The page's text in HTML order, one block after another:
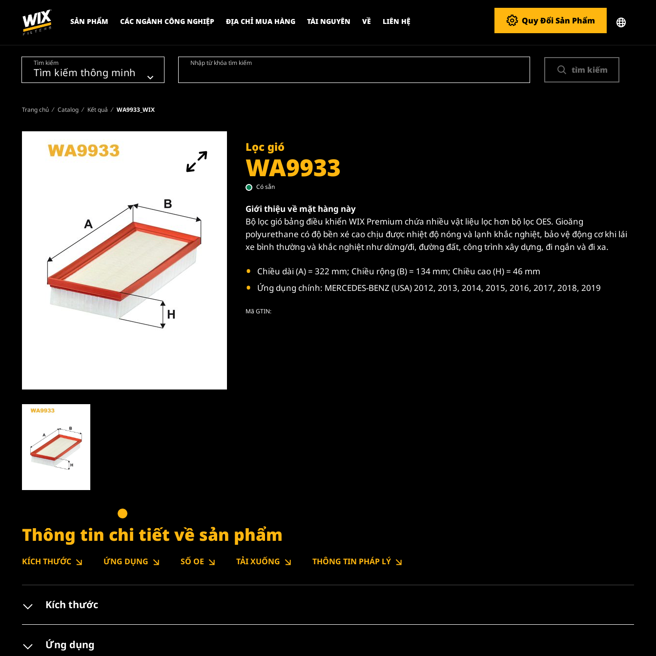
SẢN PHẨM CÁC NGÀNH CÔNG NGHIỆP ĐỊA CHỈ MUA HÀNG TÀI NGUYÊN VỀ LIÊN HỆ Quy Đổi Sản Phẩm
Tìm kiếm Nhập từ khóa tìm kiếm
tìm kiếm
Trang chủ Catalog Kết quả WA9933_WIX
Lọc gió
WA9933
Có sẵn
Giới thiệu về mặt hàng này
Bộ lọc gió bảng điều khiển WIX Premium chứa nhiều vật liệu lọc hơn bộ lọc OES. Gioăng
polyurethane có độ bền xé cao chịu được nhiệt độ nóng và lạnh khắc nghiệt, bảo vệ động cơ khi lái
xe bình thường và khắc nghiệt như dừng/đi, đường đất, công trình xây dựng, đi ngắn và đi xa.
Chiều dài (A) = 322 mm; Chiều rộng (B) = 134 mm; Chiều cao (H) = 46 mm
Ứng dụng chính: MERCEDES-BENZ (USA) 2012, 2013, 2014, 2015, 2016, 2017, 2018, 2019
Mã GTIN:
Thông tin chi tiết về sản phẩm
KÍCH THƯỚC ỨNG DỤNG SỐ OE TẢI XUỐNG THÔNG TIN PHÁP LÝ
Kích thước
Ứng dụng